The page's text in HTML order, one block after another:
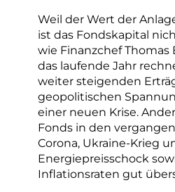
Weil der Wert der
ist das Fondskapital
wie Finanzchef Thomas
das laufende Jahr
weiter steigenden
geopolitischen
einer neuen Krise.
Fonds in den
Corona, Ukraine-Krieg
Energiepreisschock
Inflationsraten gut